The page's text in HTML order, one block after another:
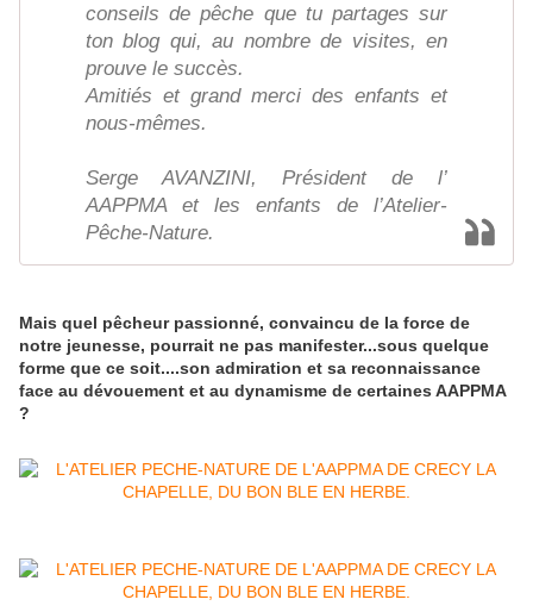
conseils de pêche que tu partages sur
ton blog qui, au nombre de visites, en
prouve le succès.
Amitiés et grand merci des enfants et
nous-mêmes.
Serge AVANZINI, Président de l’
AAPPMA et les enfants de l’Atelier-
Pêche-Nature.
Mais quel pêcheur passionné, convaincu de la force de
notre jeunesse, pourrait ne pas manifester...sous quelque
forme que ce soit....son admiration et sa reconnaissance
face au dévouement et au dynamisme de certaines AAPPMA
?